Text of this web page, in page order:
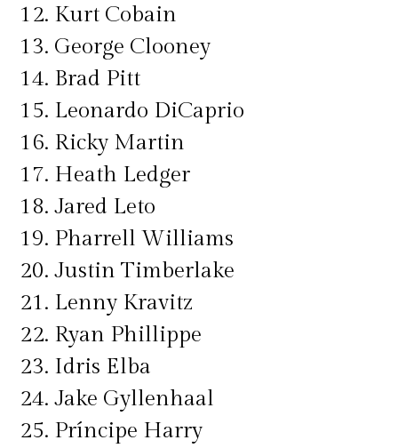
12. Kurt Cobain
13. George Clooney
14. Brad Pitt
15. Leonardo DiCaprio
16. Ricky Martin
17. Heath Ledger
18. Jared Leto
19. Pharrell Williams
20. Justin Timberlake
21. Lenny Kravitz
22. Ryan Phillippe
23. Idris Elba
24. Jake Gyllenhaal
25. Príncipe Harry